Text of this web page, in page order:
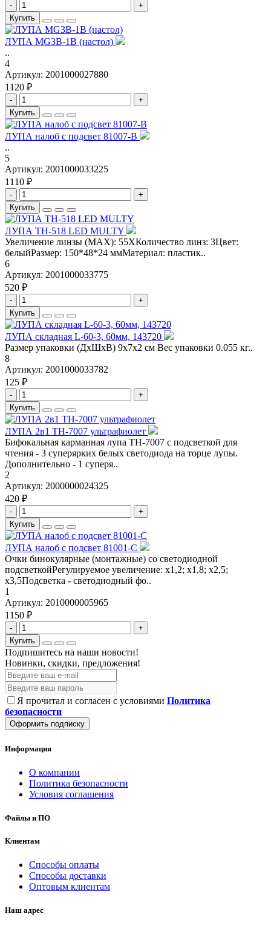
-
+
Купить
ЛУПА MG3B-1B (настол)
..
4
Артикул: 2001000027880
1120 ₽
-
+
Купить
ЛУПА налоб с подсвет 81007-B
..
5
Артикул: 2001000033225
1110 ₽
-
+
Купить
ЛУПА TH-518 LED MULTY
Увеличение линзы (MAX): 55XКоличество линз: 3Цвет:
белыйРазмер: 150*48*24 ммМатериал: пластик..
6
Артикул: 2001000033775
520 ₽
-
+
Купить
ЛУПА складная L-60-3, 60мм, 143720
Размер упаковки (ДxШxВ) 9x7x2 см Вес упаковки 0.055 кг..
8
Артикул: 2001000033782
125 ₽
-
+
Купить
ЛУПА 2в1 TH-7007 ультрафиолет
Бифокальная карманная лупа TH-7007 с подсветкой для
чтения - 3 суперярких белых светодиода на торце лупы.
Дополнительно - 1 суперя..
2
Артикул: 2000000024325
420 ₽
-
+
Купить
ЛУПА налоб с подсвет 81001-C
Очки бинокулярные (монтажные) со светодиодной
подсветкойРегулируемое увеличение: х1,2; x1,8; x2,5;
x3,5Подсветка - светодиодный фо..
1
Артикул: 2010000005965
1150 ₽
-
+
Купить
Подпишитесь на наши новости!
Новинки, скидки, предложения!
Я прочитал и согласен с условиями Политика
безопасности
Оформить подписку
Информация
О компании
Политика безопасности
Условия соглашения
Файлы и ПО
Клиентам
Способы оплаты
Способы доставки
Оптовым клиентам
Наш адрес